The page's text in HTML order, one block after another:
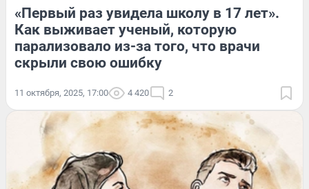
«Первый раз увидела школу в 17 лет».
Как выживает ученый, которую
парализовало из-за того, что врачи
скрыли свою ошибку
11 октября, 2025, 17:00 4 420 2